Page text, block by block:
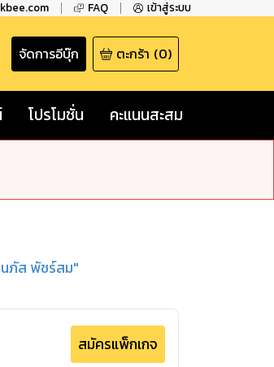
FAQ เข้าสู่ระบบ
จัดการอีบุ๊ก ตะกร้า (0)
โปรโมชั่น คะแนนสะสม
ภัส พัชร์สม"
สมัครแพ็กเกจ